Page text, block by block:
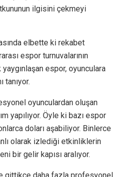
ilgisini çekmeyi
elbette ki rekabet
espor turnuvalarının
espor, oyunculara
tanıyor.
oyunculardan oluşan
yapılıyor. Öyle ki bazı espor
doları aşabiliyor. Binlerce
olarak izlediği etkinliklerin
bir gelir kapısı aralıyor.